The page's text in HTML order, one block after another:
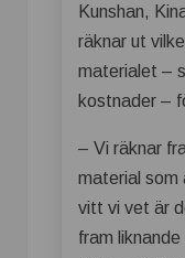
Kunshan,
räknar ut
materialet –
kostnader –
– Vi räknar
material som
vitt vi vet är
fram